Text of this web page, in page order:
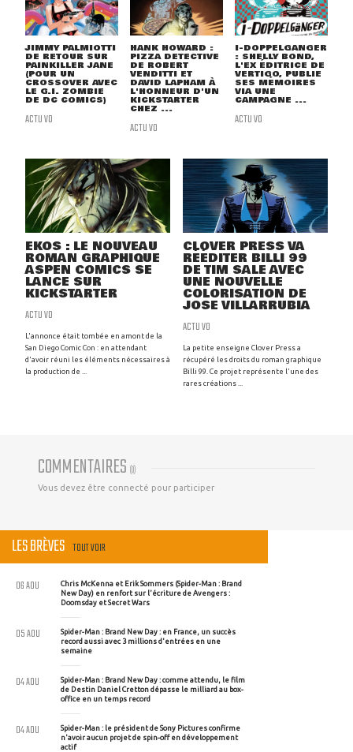
JIMMY PALMIOTTI
DE RETOUR SUR
PAINKILLER JANE
(POUR UN
CROSSOVER AVEC
LE G.I. ZOMBIE
DE DC COMICS)
ACTU VO
HANK HOWARD :
PIZZA DETECTIVE
DE ROBERT
VENDITTI ET
DAVID LAPHAM À
L'HONNEUR D'UN
KICKSTARTER
CHEZ ...
ACTU VO
I-DOPPELGANGER
: SHELLY BOND,
L'EX ÉDITRICE DE
VERTIGO, PUBLIE
SES MÉMOIRES
VIA UNE
CAMPAGNE ...
ACTU VO
EKOS : LE NOUVEAU
ROMAN GRAPHIQUE
ASPEN COMICS SE
LANCE SUR
KICKSTARTER
ACTU VO
L'annonce était tombée en amont de la
San Diego Comic Con : en attendant
d'avoir réuni les éléments nécessaires à
la production de ...
CLOVER PRESS VA
RÉÉDITER BILLI 99
DE TIM SALE AVEC
UNE NOUVELLE
COLORISATION DE
JOSE VILLARRUBIA
ACTU VO
La petite enseigne Clover Press a
récupéré les droits du roman graphique
Billi 99. Ce projet représente l'une des
rares créations ...
COMMENTAIRES (0)
Vous devez être connecté pour participer
LES BRÈVES TOUT VOIR
Chris McKenna et Erik Sommers (Spider-Man : Brand
New Day) en renfort sur l'écriture de Avengers :
Doomsday et Secret Wars
06 AOU
Spider-Man : Brand New Day : en France, un succès
record aussi avec 3 millions d'entrées en une
semaine
05 AOU
Spider-Man : Brand New Day : comme attendu, le film
de Destin Daniel Cretton dépasse le milliard au box-
office en un temps record
04 AOU
Spider-Man : le président de Sony Pictures confirme
n'avoir aucun projet de spin-off en développement
actif
04 AOU